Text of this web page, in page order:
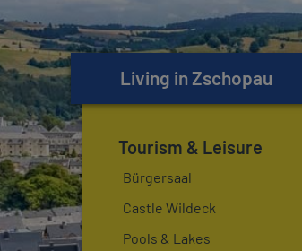
Living in Zschopau
Tourism & Leisure
Bürgersaal
Castle Wildeck
Pools & Lakes